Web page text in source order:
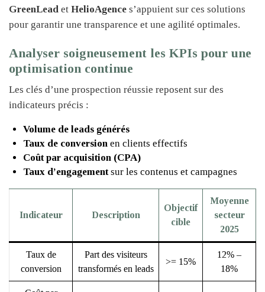
GreenLead et HelioAgence s’appuient sur ces solutions
pour garantir une transparence et une agilité optimales.
Analyser soigneusement les KPIs pour une
optimisation continue
Les clés d’une prospection réussie reposent sur des
indicateurs précis :
Volume de leads générés
Taux de conversion en clients effectifs
Coût par acquisition (CPA)
Taux d’engagement sur les contenus et campagnes
Indicateur Description
Objectif
cible
Moyenne
secteur
2025
Taux de
conversion
Part des visiteurs
transformés en leads
>= 15%
12% –
18%